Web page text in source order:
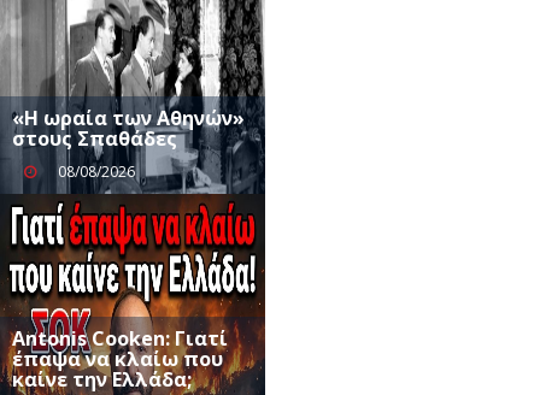
«Η ωραία των Αθηνών»
στους Σπαθάδες
08/08/2026
Antonis Cooken: Γιατί
έπαψα να κλαίω που
καίνε την Ελλάδα;